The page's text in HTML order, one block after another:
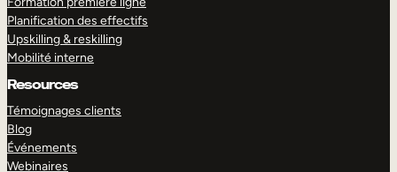
Planification des effectifs
Upskilling & reskilling
Mobilité interne
Resources
Témoignages clients
Blog
Événements
Webinaires